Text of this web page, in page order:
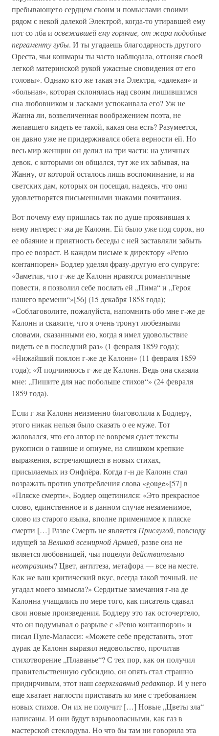
пребывающего сердцем своим и помыслами своими
рядом с некой далекой Электрой, когда-то утиравшей ему
пот со лба и освежавшей ему горячие, от жара подобные
пергаменту губы. И ты угадаешь благодарность другого
Ореста, чьи кошмары ты часто наблюдала, отгоняя своей
легкой материнской рукой ужасные сновидения от его
головы». Однако кто же такая эта Электра, «далекая» и
«больная», которая склонялась над своим лишившимся
сна любовником и ласками успокаивала его? Уж не
Жанна ли, возвеличенная воображением поэта, не
желавшего видеть ее такой, какая она есть? Разумеется,
он давно уже не придерживался обета верности ей. Но
весь мир женщин он делил на три части: на уличных
девок, с которыми он общался, тут же их забывая, на
Жанну, от которой осталось лишь воспоминание, и на
светских дам, которых он посещал, надеясь, что они
удовлетворятся письменными знаками почитания.
Вот почему ему пришлась так по душе проявившая к
нему интерес г-жа де Калонн. Ей было уже под сорок, но
ее обаяние и приятность беседы с ней заставляли забыть
про ее возраст. В каждом письме к директору «Ревю
контанпорен» Бодлер уделял фразу-другую его супруге:
«Заметив, что г-же де Калонн нравятся романтичные
повести, я позволил себе послать ей „Пима“ и „Героя
нашего времени“»[56] (15 декабря 1858 года);
«Соблаговолите, пожалуйста, напомнить обо мне г-же де
Калонн и скажите, что я очень тронут любезными
словами, сказанными ею, когда я имел удовольствие
видеть ее в последний раз» (1 февраля 1859 года);
«Нижайший поклон г-же де Калонн» (11 февраля 1859
года); «Я подчиняюсь г-же де Калонн. Ведь она сказала
мне: „Пишите для нас побольше стихов“» (24 февраля
1859 года).
Если г-жа Калонн неизменно благоволила к Бодлеру,
этого никак нельзя было сказать о ее муже. Тот
жаловался, что его автор не вовремя сдает тексты
рукописи о гашише и опиуме, на слишком крепкие
выражения, встречающиеся в новых стихах,
присылаемых из Онфлёра. Когда г-н де Калонн стал
возражать против употребления слова «gouge»[57] в
«Пляске смерти», Бодлер ощетинился: «Это прекрасное
слово, единственное и в данном случае незаменимое,
слово из старого языка, вполне применимое к пляске
смерти […] Разве Смерть не является Прислугой, повсюду
идущей за Великой всемирной Армией, разве она не
является любовницей, чьи поцелуи действительно
неотразимы? Цвет, антитеза, метафора — все на месте.
Как же ваш критический вкус, всегда такой точный, не
угадал моего замысла?» Сердитые замечания г-на де
Калонна учащались по мере того, как писатель сдавал
свои новые произведения. Бодлеру это так осточертело,
что он подумывал о разрыве с «Ревю контанпорэн» и
писал Пуле-Маласси: «Можете себе представить, этот
дурак де Калонн выразил недовольство, прочитав
стихотворение „Плаванье“? С тех пор, как он получил
правительственную субсидию, он опять стал страшно
придирчивым, этот нашсверхглавный редактор. И у него
еще хватает наглости приставать ко мне с требованием
новых стихов. Он их не получит […] Новые „Цветы зла“
написаны. И они будут взрывоопасными, как газ в
мастерской стеклодува. Но что бы там ни говорила эта